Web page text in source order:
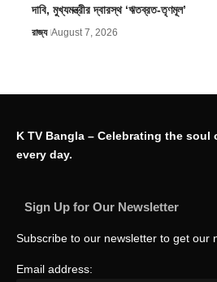
দাবি, মুখ্যমন্ত্রীর দ্বারস্থ ‘ঋতব্রত-তৃণমূল’
রাজ্য August 7, 2026
K TV Bangla – Celebrating the soul
every day.
Sign Up for Our Newsletter
Subscribe to our newsletter to get our
Email address: